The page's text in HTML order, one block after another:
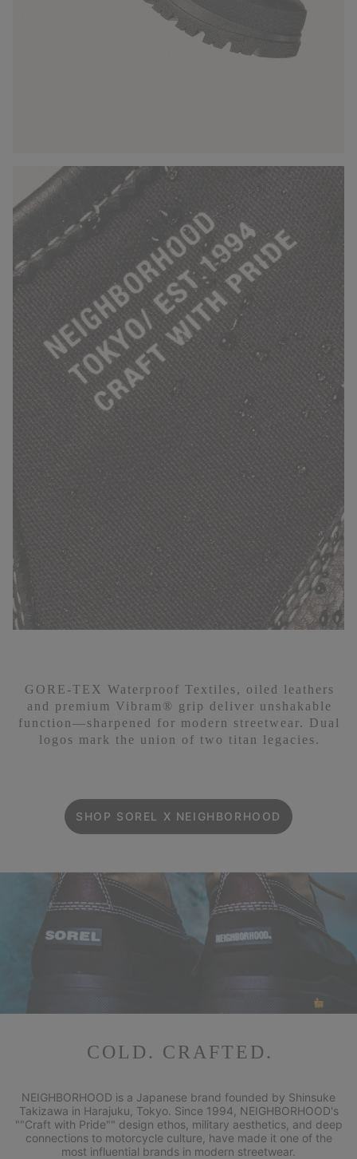
GORE-TEX Waterproof Textiles, oiled leathers
and premium Vibram® grip deliver unshakable
function—sharpened for modern streetwear. Dual
logos mark the union of two titan legacies.
SHOP SOREL X NEIGHBORHOOD
COLD. CRAFTED.
NEIGHBORHOOD is a Japanese brand founded by Shinsuke
Takizawa in Harajuku, Tokyo. Since 1994, NEIGHBORHOOD's
""Craft with Pride"" design ethos, military aesthetics, and deep
connections to motorcycle culture, have made it one of the
most influential brands in modern streetwear.